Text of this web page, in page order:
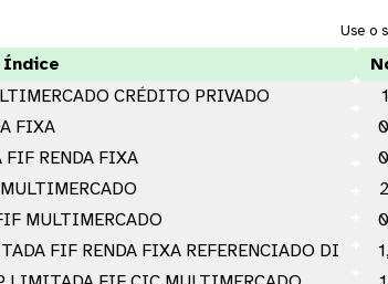
Use o
Índice
CRÉDITO PRIVADO
FIXA
RENDA FIXA
MULTIMERCADO
FIF RENDA FIXA REFERENCIADO DI